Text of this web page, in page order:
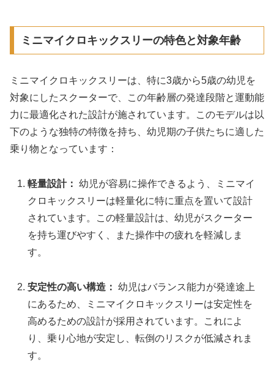
ミニマイクロキックスリーの特色と対象年齢
ミニマイクロキックスリーは、特に3歳から5歳の幼児を
対象にしたスクーターで、この年齢層の発達段階と運動能
力に最適化された設計が施されています。このモデルは以
下のような独特の特徴を持ち、幼児期の子供たちに適した
乗り物となっています：
軽量設計： 幼児が容易に操作できるよう、ミニマイ
クロキックスリーは軽量化に特に重点を置いて設計
されています。この軽量設計は、幼児がスクーター
を持ち運びやすく、また操作中の疲れを軽減しま
す。
安定性の高い構造： 幼児はバランス能力が発達途上
にあるため、ミニマイクロキックスリーは安定性を
高めるための設計が採用されています。これによ
り、乗り心地が安定し、転倒のリスクが低減されま
す。